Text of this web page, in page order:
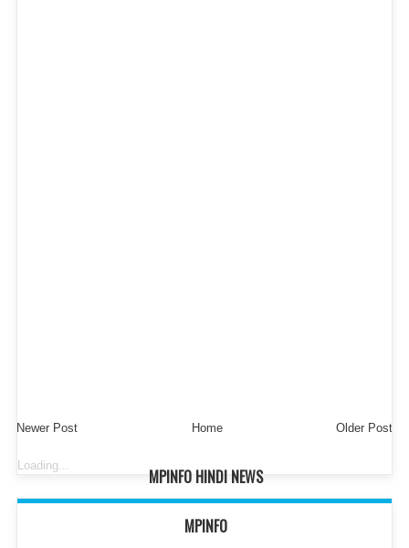
Newer Post Older Post
Home
MPINFO HINDI NEWS
Loading...
MPINFO